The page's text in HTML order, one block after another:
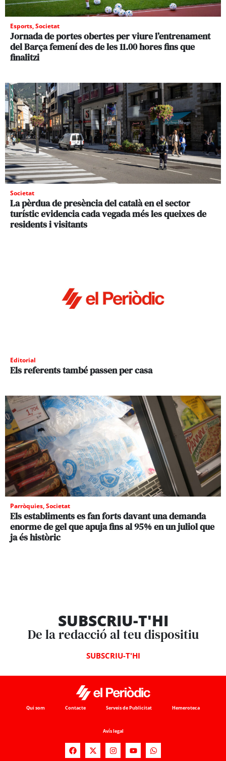
Esports,Societat
Jornada de portes obertes per viure l’entrenament
del Barça femení des de les 11.00 hores fins que
finalitzi
Societat
La pèrdua de presència del català en el sector
turístic evidencia cada vegada més les queixes de
residents i visitants
Editorial
Els referents també passen per casa
Parròquies,Societat
Els establiments es fan forts davant una demanda
enorme de gel que apuja fins al 95% en un juliol que
ja és històric
SUBSCRIU-T'HI
De la redacció al teu dispositiu
SUBSCRIU-T'HI
Qui som Contacte Serveis de Publicitat Hemeroteca
Avís legal